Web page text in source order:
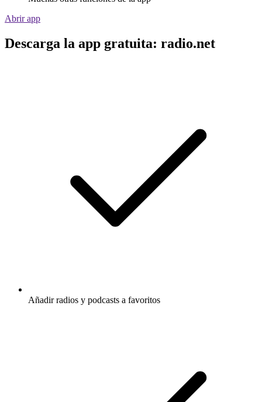
Abrir app
Descarga la app gratuita: radio.net
Añadir radios y podcasts a favoritos